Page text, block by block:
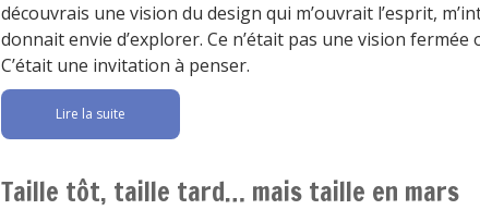
découvrais une vision du design qui m’ouvrait l’esprit,
donnait envie d’explorer. Ce n’était pas une vision fermée
C’était une invitation à penser.
Lire la suite
Taille tôt, taille tard… mais taille en mars